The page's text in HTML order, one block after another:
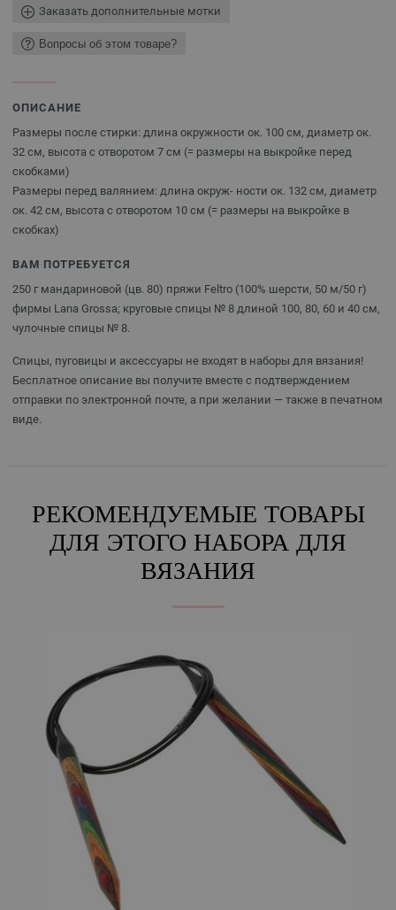
Заказать дополнительные мотки
Вопросы об этом товаре?
ОПИСАНИЕ
Размеры после стирки: длина окружности ок. 100 см, диаметр ок.
32 см, высота с отворотом 7 см (= размеры на выкройке перед
скобками)
Размеры перед валянием: длина окруж- ности ок. 132 см, диаметр
ок. 42 см, высота с отворотом 10 см (= размеры на выкройке в
скобках)
ВАМ ПОТРЕБУЕТСЯ
250 г мандариновой (цв. 80) пряжи Feltro (100% шерсти, 50 м/50 г)
фирмы Lana Grossa; круговые спицы № 8 длиной 100, 80, 60 и 40 см,
чулочные спицы № 8.
Спицы, пуговицы и аксессуары не входят в наборы для вязания!
Бесплатное описание вы получите вместе с подтверждением
отправки по электронной почте, а при желании — также в печатном
виде.
РЕКОМЕНДУЕМЫЕ ТОВАРЫ
ДЛЯ ЭТОГО НАБОРА ДЛЯ
ВЯЗАНИЯ